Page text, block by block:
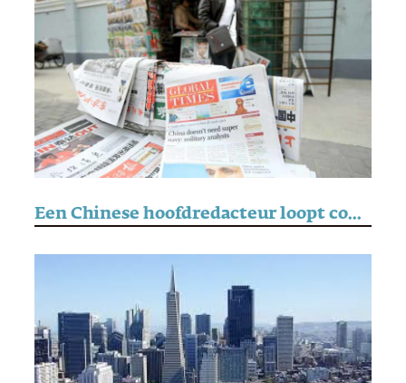
Een Chinese hoofdredacteur loopt constant op eieren